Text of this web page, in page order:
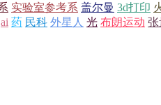
实验室参考系 盖尔曼 3d打印
ai 药 民科 外星人 光 布朗运动 张